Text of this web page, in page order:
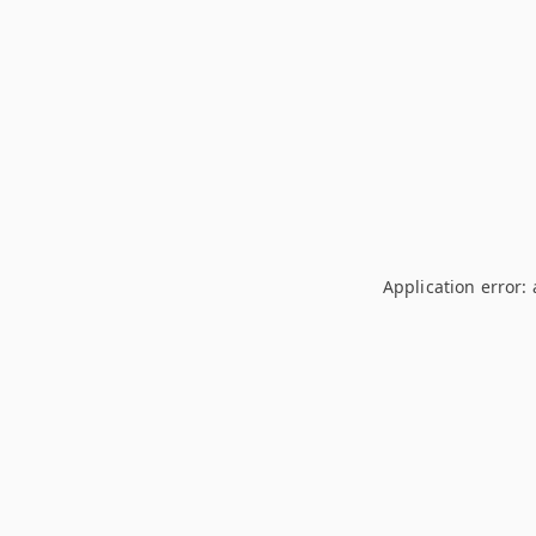
Application error: